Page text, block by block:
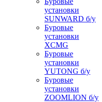
установки
SUNWARD б/у
Буровые
установки
XCMG
Буровые
установки
YUTONG б/у
Буровые
установки
ZOOMLION б/у